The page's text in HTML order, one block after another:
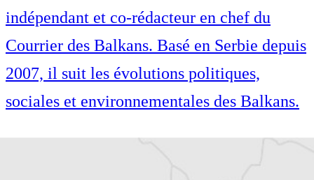
indépendant et co-rédacteur en chef du
Courrier des Balkans. Basé en Serbie depuis
2007, il suit les évolutions politiques,
sociales et environnementales des Balkans.